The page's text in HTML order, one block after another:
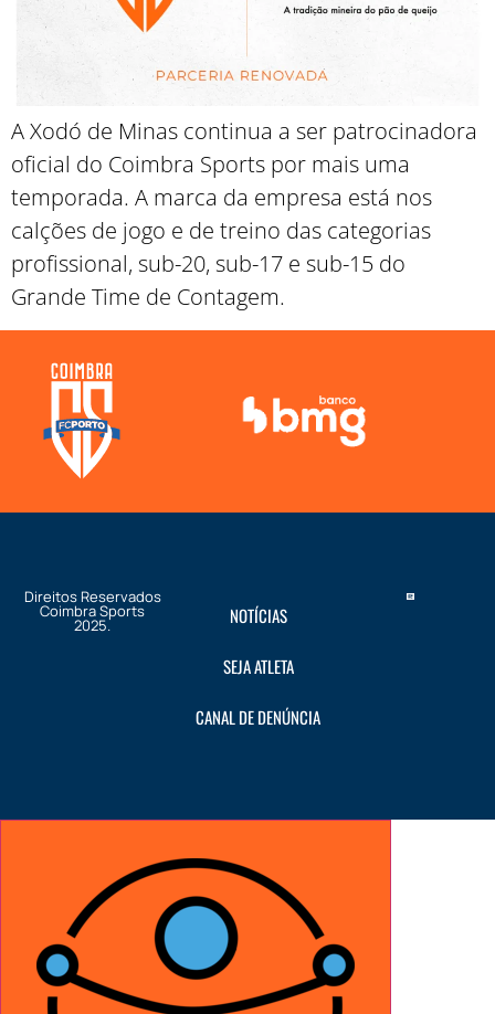
A Xodó de Minas continua a ser patrocinadora
oficial do Coimbra Sports por mais uma
temporada. A marca da empresa está nos
calções de jogo e de treino das categorias
profissional, sub-20, sub-17 e sub-15 do
Grande Time de Contagem.
Direitos Reservados
Coimbra Sports
2025. NOTÍCIAS
SEJA ATLETA
CANAL DE DENÚNCIA